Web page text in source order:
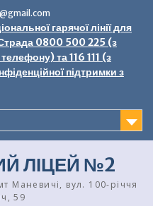
гарячої лінії для
Страда 0800 500 225 (з
та 116 111 (з
підтримки з
ЛІЦЕЙ №2
Маневичі, вул. 100-річчя
59